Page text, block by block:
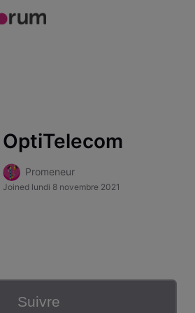
OptiTelecom
Promeneur
Joined lundi 8 novembre 2021
Suivre